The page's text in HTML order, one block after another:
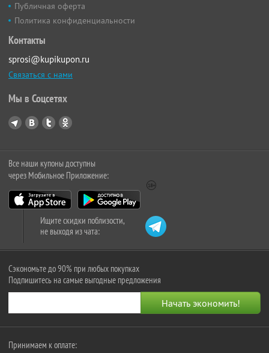
Публичная оферта
Политика конфиденциальности
Контакты
sprosi@kupikupon.ru
Связаться с нами
Мы в Соцсетях
Все наши купоны доступны
через Мобильное Приложение:
Ищите скидки поблизости,
не выходя из чата:
Сэкономьте до 90% при любых покупках
Подпишитесь на самые выгодные предложения
Принимаем к оплате: